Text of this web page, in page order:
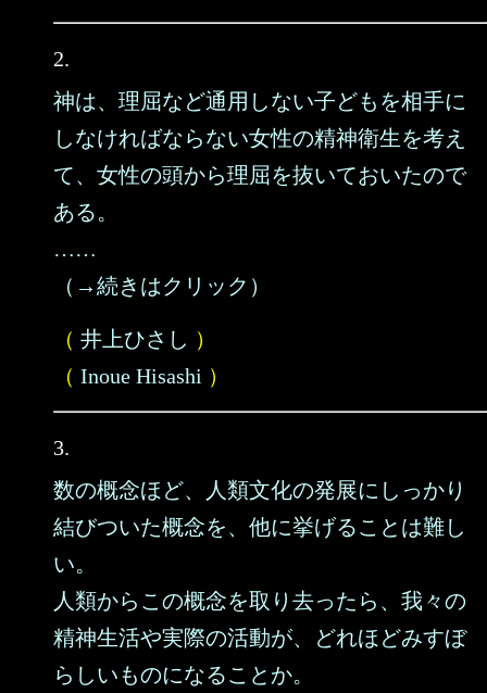
2.
神は、理屈など通用しない子どもを相手に
しなければならない女性の精神衛生を考え
て、女性の頭から理屈を抜いておいたので
ある。
……
（→続きはクリック）
（ 井上ひさし ）
（ Inoue Hisashi ）
3.
数の概念ほど、人類文化の発展にしっかり
結びついた概念を、他に挙げることは難し
い。
人類からこの概念を取り去ったら、我々の
精神生活や実際の活動が、どれほどみすぼ
らしいものになることか。